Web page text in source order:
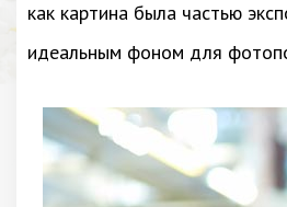
как картина была частью
идеальным фоном для